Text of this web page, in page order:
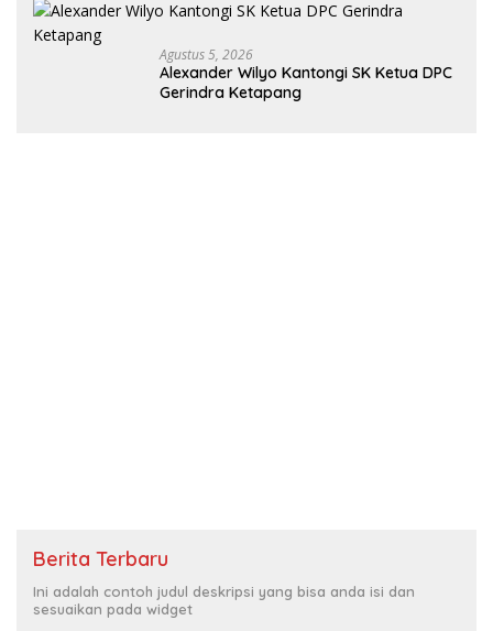
Agustus 5, 2026
Alexander Wilyo Kantongi SK Ketua DPC
Gerindra Ketapang
Berita Terbaru
Ini adalah contoh judul deskripsi yang bisa anda isi dan
sesuaikan pada widget